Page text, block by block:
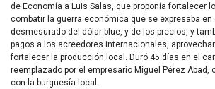
de Economía a Luis Salas, que proponía fortalecer
combatir la guerra económica que se expresaba
desmesurado del dólar blue, y de los precios, y
pagos a los acreedores internacionales,
fortalecer la producción local. Duró 45 días en el
reemplazado por el empresario Miguel Pérez Abad,
con la burguesía local.